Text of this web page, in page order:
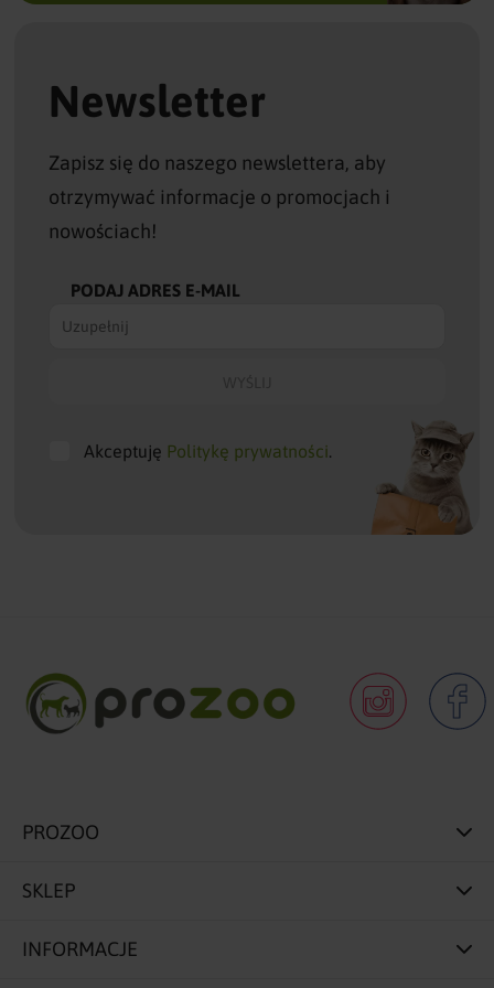
Newsletter
Zapisz się do naszego newslettera, aby
otrzymywać informacje o promocjach i
nowościach!
PODAJ ADRES E-MAIL
Akceptuję Politykę prywatności.
SKLEP
INFORMACJE
PROZOO